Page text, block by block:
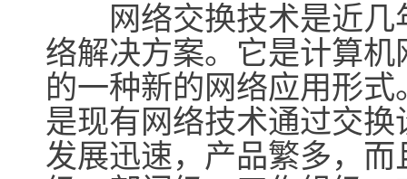
网络交换技术是近几
络解决方案。它是计算
的一种新的网络应用形
是现有网络技术通过交
发展迅速，产品繁多，